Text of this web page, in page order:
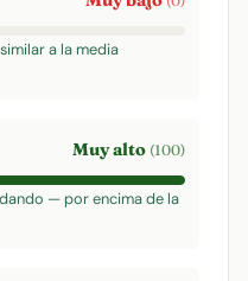
a la media
Muy alto (100)
— por encima de la